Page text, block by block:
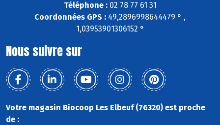
Téléphone :02 78 77 61 31
Coordonnées GPS : 49,2896998644479 ° ,
1,03953901306152 °
Nous suivre sur
Votre magasin Biocoop Les Elbeuf (76320) est proche
de :